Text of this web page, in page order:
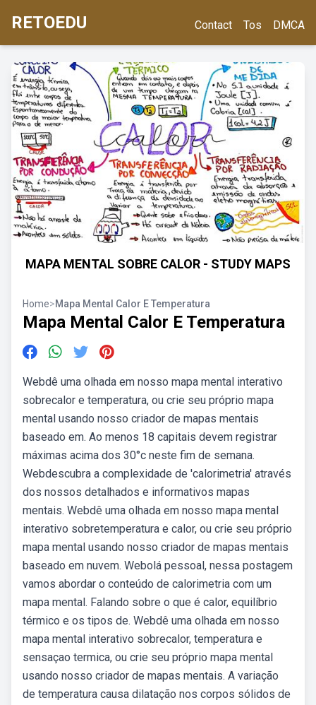
RETOEDU Contact Tos DMCA
MAPA MENTAL SOBRE CALOR - STUDY MAPS
Home>Mapa Mental Calor E Temperatura
Mapa Mental Calor E Temperatura
Webdê uma olhada em nosso mapa mental interativo
sobrecalor e temperatura, ou crie seu próprio mapa
mental usando nosso criador de mapas mentais
baseado em. Ao menos 18 capitais devem registrar
máximas acima dos 30°c neste fim de semana.
Webdescubra a complexidade de 'calorimetria' através
dos nossos detalhados e informativos mapas
mentais. Webdê uma olhada em nosso mapa mental
interativo sobretemperatura e calor, ou crie seu próprio
mapa mental usando nosso criador de mapas mentais
baseado em nuvem. Webolá pessoal, nessa postagem
vamos abordar o conteúdo de calorimetria com um
mapa mental. Falando sobre o que é calor, equilíbrio
térmico e os tipos de. Webdê uma olhada em nosso
mapa mental interativo sobrecalor, temperatura e
sensaçao termica, ou crie seu próprio mapa mental
usando nosso criador de mapas mentais. A variação
de temperatura causa dilatação nos corpos sólidos de